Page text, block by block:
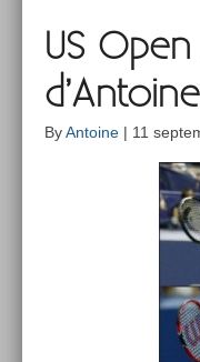
US
d’Antoine
ByAntoine | 11